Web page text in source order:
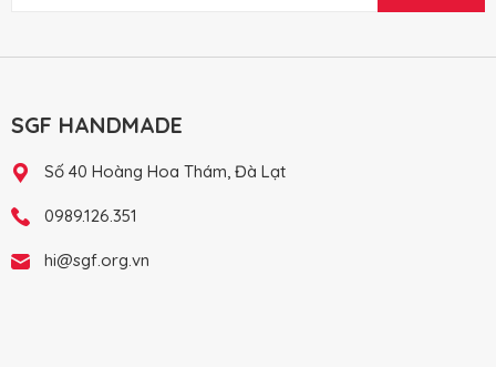
SGF HANDMADE
Số 40 Hoàng Hoa Thám, Đà Lạt
0989.126.351
hi@sgf.org.vn